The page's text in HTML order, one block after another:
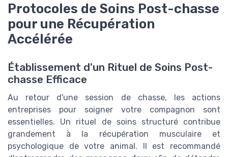
Protocoles de Soins Post-chasse
pour une Récupération
Accélérée
Établissement d'un Rituel de Soins Post-
chasse Efficace
Au retour d'une session de chasse, les actions
entreprises pour soigner votre compagnon sont
essentielles. Un rituel de soins structuré contribue
grandement à la récupération musculaire et
psychologique de votre animal. Il est recommandé